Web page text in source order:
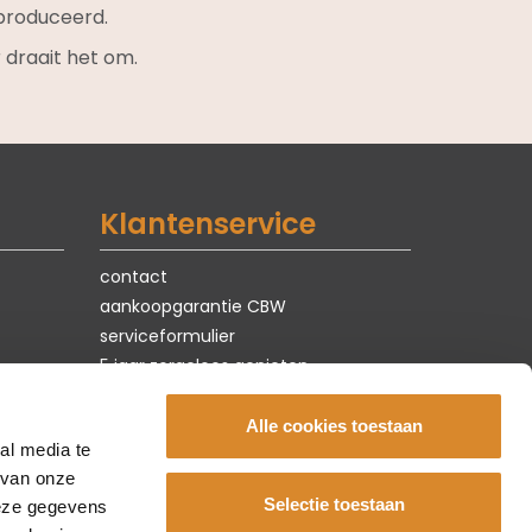
media te
onze
gegevens
Alle cookies toestaan
Selectie toestaan
draait het om.
Klantenservice
contact
aankoopgarantie CBW
serviceformulier
5 jaar zorgeloos genieten
privacy & cookies